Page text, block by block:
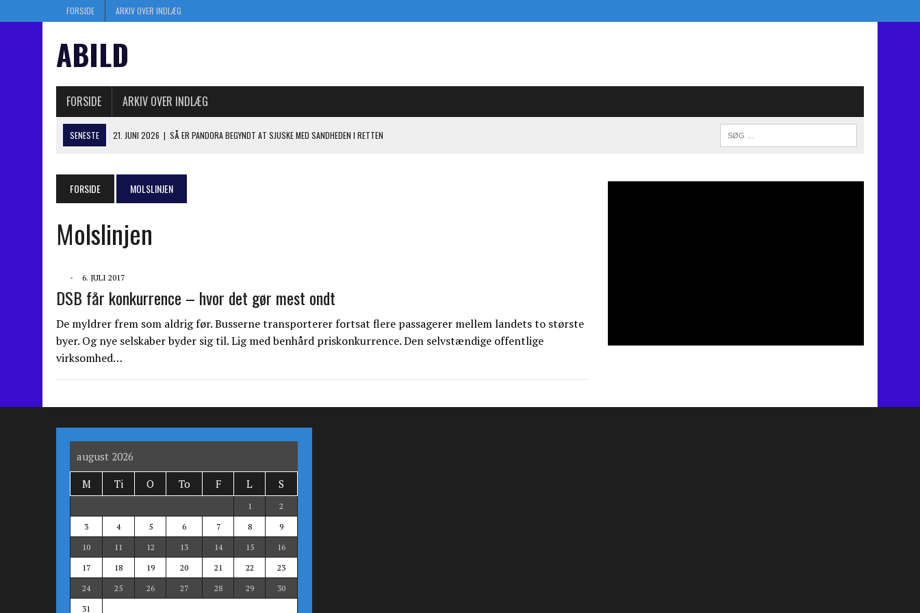
FORSIDE ARKIV OVER INDLÆG
ABILD
FORSIDE ARKIV OVER INDLÆG
SENESTE 21. JUNI 2026 | SÅ ER PANDORA BEGYNDT AT SJUSKE MED SANDHEDEN I RETTEN
6. JANUAR 2025 | MYSTIK OM DOBBELT BOGHOLDERI I PANDORA OP TIL KASI-EARN-OUT
4. JULI 2026
KASI TABTE I BYRETTEN: TRÆKKER NYT ANGREBSVÅBEN I KAMPEN MOD PANDORA OM 800 MILLIONER
FORSIDE MOLSLINJEN
Molslinjen
- 6. JULI 2017
DSB får konkurrence – hvor det gør mest ondt
De myldrer frem som aldrig før. Busserne transporterer fortsat flere passagerer mellem landets to største
byer. Og nye selskaber byder sig til. Lig med benhård priskonkurrence. Den selvstændige offentlige
virksomhed…
august 2026
M
Ti O To F L S
1
2
3
4 5 6 7 8
9
10
11 12 13 14 15
16
17
18 19 20 21 22
23
24
25 26 27 28 29
30
31